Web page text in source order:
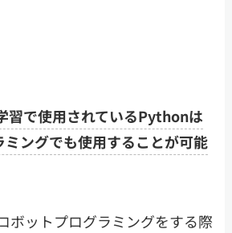
習で使用されているPythonは
ミングでも使用することが可能
ボットプログラミングをする際